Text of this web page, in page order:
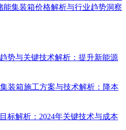
能集装箱价格解析与行业趋势洞察
势与关键技术解析：提升新能源
装箱施工方案与技术解析：降本
标解析：2024年关键技术与成本